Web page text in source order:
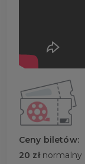
Ceny biletów:
20 złnormalny